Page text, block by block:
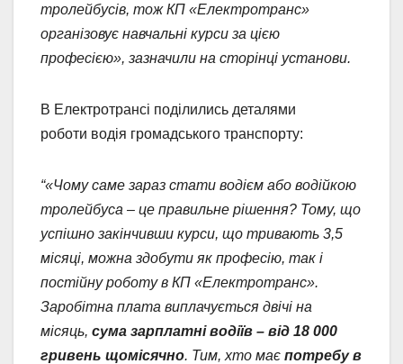
тролейбусів, тож КП «Електротранс»
організовує навчальні курси за цією
професією», зазначили на сторінці установи.
В Електротрансі поділились деталями
роботи водія громадського транспорту:
“«Чому саме зараз стати водієм або водійкою
тролейбуса – це правильне рішення? Тому, що
успішно закінчивши курси, що тривають 3,5
місяці, можна здобути як професію, так і
постійну роботу в КП «Електротранс».
Заробітна плата виплачується двічі на
місяць, сума зарплатні водіїв – від 18 000
гривень щомісячно. Тим, хто має потребу в